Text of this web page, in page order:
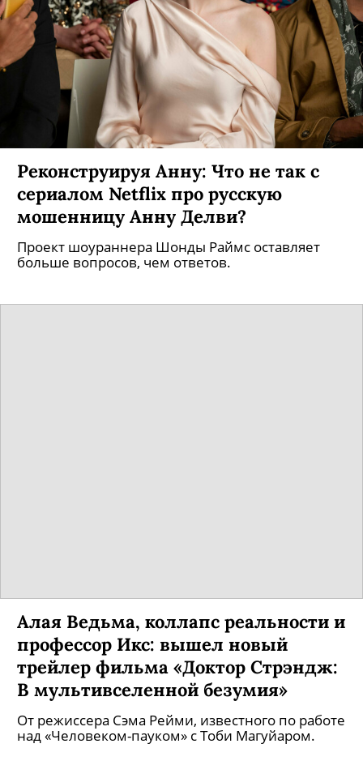
Реконструируя Анну: Что не так с
сериалом Netflix про русскую
мошенницу Анну Делви?
Проект шоураннера Шонды Раймс оставляет
больше вопросов, чем ответов.
Алая Ведьма, коллапс реальности и
профессор Икс: вышел новый
трейлер фильма «Доктор Стрэндж:
В мультивселенной безумия»
От режиссера Сэма Рейми, известного по работе
над «Человеком-пауком» с Тоби Магуйаром.